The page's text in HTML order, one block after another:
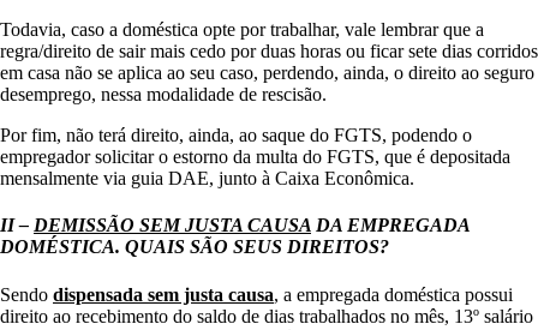
Todavia, caso a doméstica opte por trabalhar, vale lembrar que a
regra/direito de sair mais cedo por duas horas ou ficar sete dias corridos
em casa não se aplica ao seu caso, perdendo, ainda, o direito ao seguro
desemprego, nessa modalidade de rescisão.
Por fim, não terá direito, ainda, ao saque do FGTS, podendo o
empregador solicitar o estorno da multa do FGTS, que é depositada
mensalmente via guia DAE, junto à Caixa Econômica.
II – DEMISSÃO SEM JUSTA CAUSA DA EMPREGADA
DOMÉSTICA. QUAIS SÃO SEUS DIREITOS?
Sendo dispensada sem justa causa, a empregada doméstica possui
direito ao recebimento do saldo de dias trabalhados no mês, 13º salário